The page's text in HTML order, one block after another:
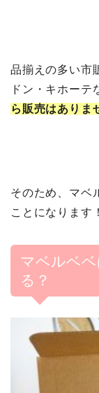
品揃えの多い市
ドン・キホーテ
ら販売はありま
そのため、マベ
ことになります！
マベルベ
る？